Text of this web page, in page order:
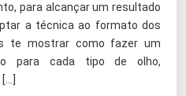
para alcançar um resultado
a técnica ao formato dos
te mostrar como fazer um
para cada tipo de olho,